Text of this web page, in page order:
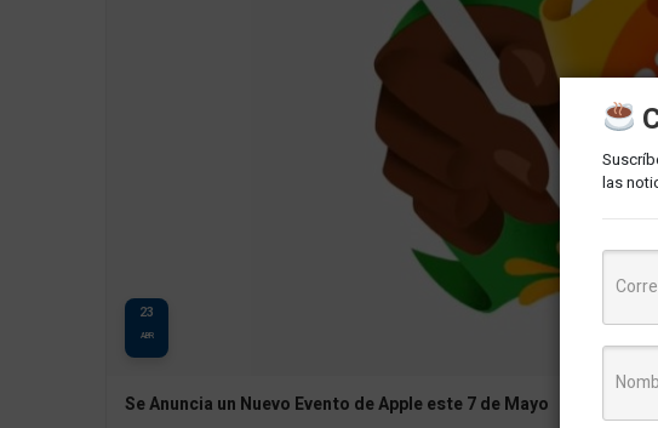
23
ABR
Se Anuncia un Nuevo Evento de Apple este 7 de Mayo
las